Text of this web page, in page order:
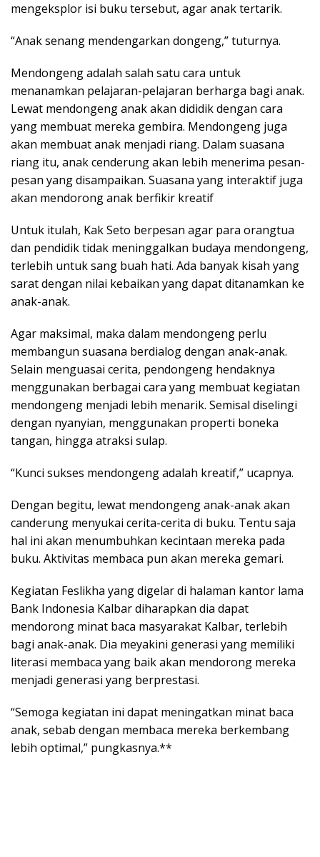
mengeksplor isi buku tersebut, agar anak tertarik.
“Anak senang mendengarkan dongeng,” tuturnya.
Mendongeng adalah salah satu cara untuk
menanamkan pelajaran-pelajaran berharga bagi anak.
Lewat mendongeng anak akan dididik dengan cara
yang membuat mereka gembira. Mendongeng juga
akan membuat anak menjadi riang. Dalam suasana
riang itu, anak cenderung akan lebih menerima pesan-
pesan yang disampaikan. Suasana yang interaktif juga
akan mendorong anak berfikir kreatif
Untuk itulah, Kak Seto berpesan agar para orangtua
dan pendidik tidak meninggalkan budaya mendongeng,
terlebih untuk sang buah hati. Ada banyak kisah yang
sarat dengan nilai kebaikan yang dapat ditanamkan ke
anak-anak.
Agar maksimal, maka dalam mendongeng perlu
membangun suasana berdialog dengan anak-anak.
Selain menguasai cerita, pendongeng hendaknya
menggunakan berbagai cara yang membuat kegiatan
mendongeng menjadi lebih menarik. Semisal diselingi
dengan nyanyian, menggunakan properti boneka
tangan, hingga atraksi sulap.
“Kunci sukses mendongeng adalah kreatif,” ucapnya.
Dengan begitu, lewat mendongeng anak-anak akan
canderung menyukai cerita-cerita di buku. Tentu saja
hal ini akan menumbuhkan kecintaan mereka pada
buku. Aktivitas membaca pun akan mereka gemari.
Kegiatan Feslikha yang digelar di halaman kantor lama
Bank Indonesia Kalbar diharapkan dia dapat
mendorong minat baca masyarakat Kalbar, terlebih
bagi anak-anak. Dia meyakini generasi yang memiliki
literasi membaca yang baik akan mendorong mereka
menjadi generasi yang berprestasi.
“Semoga kegiatan ini dapat meningatkan minat baca
anak, sebab dengan membaca mereka berkembang
lebih optimal,” pungkasnya.**